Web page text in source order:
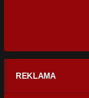
REKLAMA